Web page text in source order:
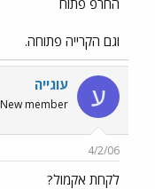
החרפ פתוח
וגם הקרייה פתוחה.
ע עוגייה
New member
4/2/06
לקחת אקמול?